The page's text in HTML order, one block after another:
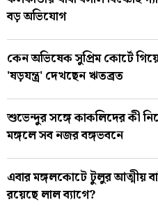
বড় অভিযোগ
কেন অভিষেক সুপ্রিম কোর্টে
'ষড়যন্ত্র' দেখছেন ঋতব্রত
শুভেন্দুর সঙ্গে কাকলিদের কী
মঙ্গলে সব নজর বঙ্গভবনে
এবার মঙ্গলকোটে টুলুর আত্মীয়
রয়েছে লাল ব্যাগে?